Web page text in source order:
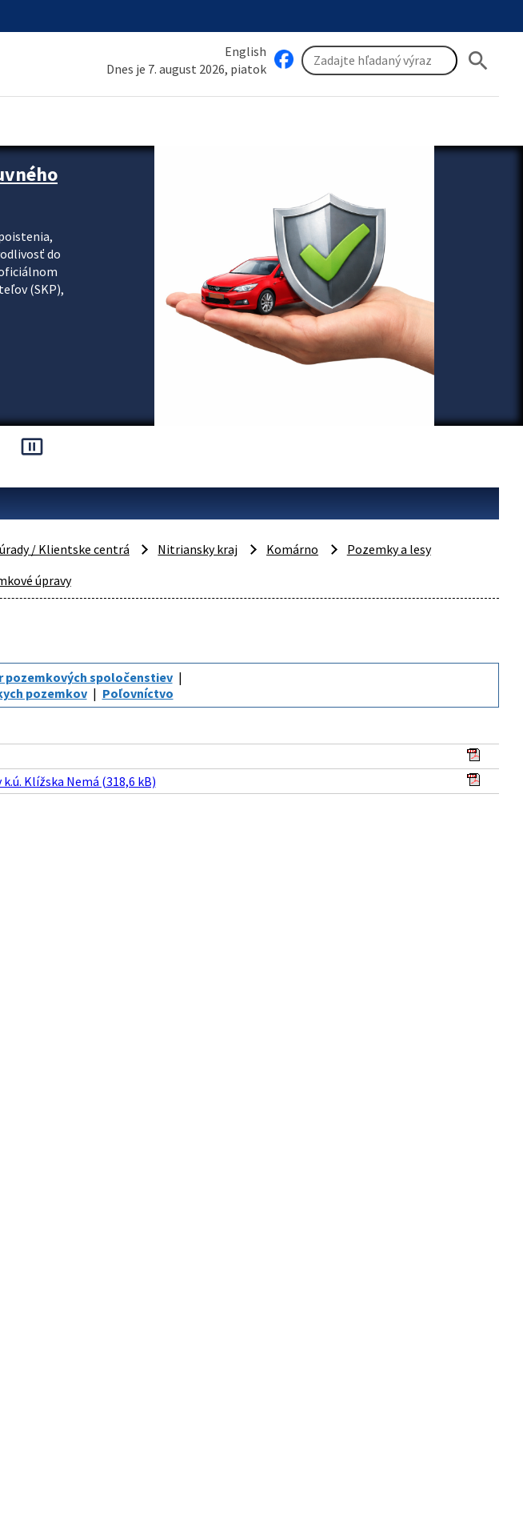
English
Dnes je 7. august 2026, piatok
search
do
(SKP),
pause_presentation
/ Klientske centrá Nitriansky kraj Komárno
Pozemky a lesy
úpravy
pozemkových spoločenstiev
pozemkov
Poľovníctvo
Klížska Nemá (318,6 kB)